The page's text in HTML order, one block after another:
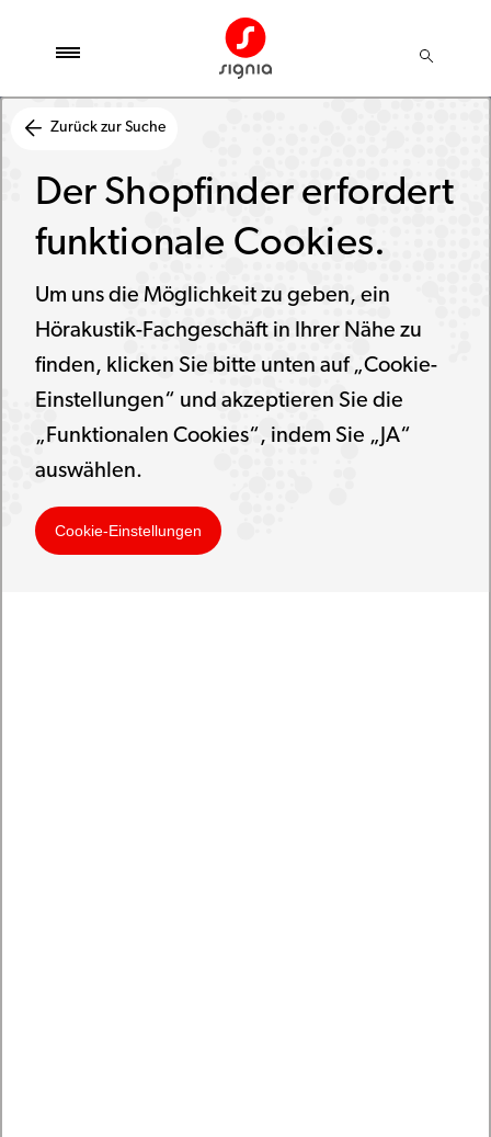
Zurück zur Suche
Der Shopfinder erfordert
funktionale Cookies.
Um uns die Möglichkeit zu geben, ein
Hörakustik-Fachgeschäft in Ihrer Nähe zu
finden, klicken Sie bitte unten auf „Cookie-
Einstellungen“ und akzeptieren Sie die
„Funktionalen Cookies“, indem Sie „JA“
auswählen.
Cookie-Einstellungen